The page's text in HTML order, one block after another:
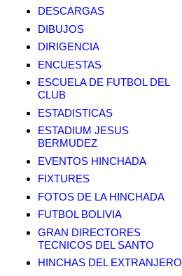
DESCARGAS
DIBUJOS
DIRIGENCIA
ENCUESTAS
ESCUELA DE FUTBOL DEL
CLUB
ESTADISTICAS
ESTADIUM JESUS
BERMUDEZ
EVENTOS HINCHADA
FIXTURES
FOTOS DE LA HINCHADA
FUTBOL BOLIVIA
GRAN DIRECTORES
TECNICOS DEL SANTO
HINCHAS DEL EXTRANJERO